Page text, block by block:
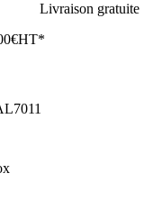
Livraison gratuite